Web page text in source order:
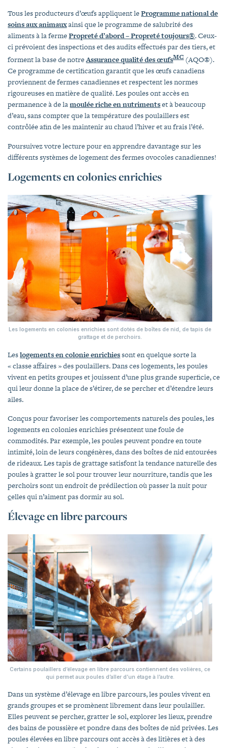
Tous les producteurs d’œufs appliquent leProgramme national de
soins aux animauxainsi que le programme de salubrité des
aliments à la fermePropreté d’abord – Propreté toujours®. Ceux-
ci prévoient des inspections et des audits effectués par des tiers, et
forment la base de notreAssurance qualité des œufsMC(AQO®).
Ce programme de certification garantit que les œufs canadiens
proviennent de fermes canadiennes et respectent les normes
rigoureuses en matière de qualité. Les poules ont accès en
permanence à de lamoulée riche en nutrimentset à beaucoup
d’eau, sans compter que la température des poulaillers est
contrôlée afin de les maintenir au chaud l’hiver et au frais l’été.
Poursuivez votre lecture pour en apprendre davantage sur les
différents systèmes de logement des fermes ovocoles canadiennes!
Logements en colonies enrichies
Les logements en colonies enrichies sont dotés de boîtes de nid, de tapis de
grattage et de perchoirs.
Leslogements en colonie enrichiessont en quelque sorte la
« classe affaires » des poulaillers. Dans ces logements, les poules
vivent en petits groupes et jouissent d’une plus grande superficie, ce
qui leur donne la place de s’étirer, de se percher et d’étendre leurs
ailes.
Conçus pour favoriser les comportements naturels des poules, les
logements en colonies enrichies présentent une foule de
commodités. Par exemple, les poules peuvent pondre en toute
intimité, loin de leurs congénères, dans des boîtes de nid entourées
de rideaux. Les tapis de grattage satisfont la tendance naturelle des
poules à gratter le sol pour trouver leur nourriture, tandis que les
perchoirs sont un endroit de prédilection où passer la nuit pour
celles qui n’aiment pas dormir au sol.
Élevage en libre parcours
Certains poulaillers d’élevage en libre parcours contiennent des volières, ce
qui permet aux poules d’aller d’un étage à l’autre.
Dans un système d’élevage en libre parcours, les poules vivent en
grands groupes et se promènent librement dans leur poulailler.
Elles peuvent se percher, gratter le sol, explorer les lieux, prendre
des bains de poussière et pondre dans des boîtes de nid privées. Les
poules élevées en libre parcours ont accès à des litières et à des